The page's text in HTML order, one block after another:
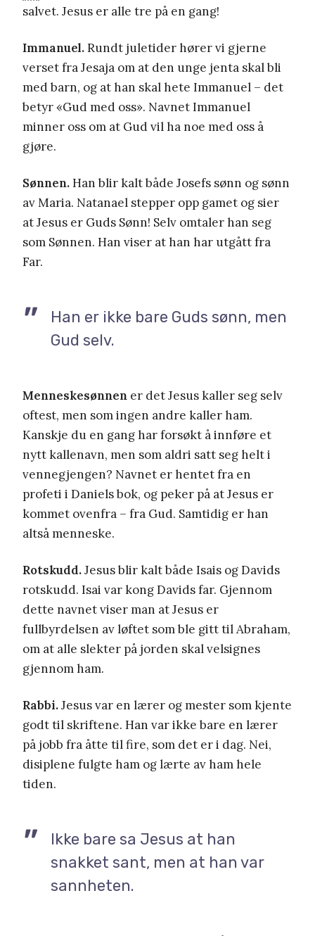
salvet. Jesus er alle tre på en gang!
Immanuel.Rundt juletider hører vi gjerne
verset fra Jesaja om at den unge jenta skal bli
med barn, og at han skal hete Immanuel – det
betyr «Gud med oss». Navnet Immanuel
minner oss om at Gud vil ha noe med oss å
gjøre.
Sønnen.Han blir kalt både Josefs sønn og sønn
av Maria. Natanael stepper opp gamet og sier
at Jesus er Guds Sønn! Selv omtaler han seg
som Sønnen. Han viser at han har utgått fra
Far.
Han er ikke bare Guds sønn, men
Gud selv.
Menneskesønnen er det Jesus kaller seg selv
oftest, men som ingen andre kaller ham.
Kanskje du en gang har forsøkt å innføre et
nytt kallenavn, men som aldri satt seg helt i
vennegjengen? Navnet er hentet fra en
profeti i Daniels bok, og peker på at Jesus er
kommet ovenfra – fra Gud. Samtidig er han
altså menneske.
Rotskudd.Jesus blir kalt både Isais og Davids
rotskudd. Isai var kong Davids far. Gjennom
dette navnet viser man at Jesus er
fullbyrdelsen av løftet som ble gitt til Abraham,
om at alle slekter på jorden skal velsignes
gjennom ham.
Rabbi.Jesus var en lærer og mester som kjente
godt til skriftene. Han var ikke bare en lærer
på jobb fra åtte til fire, som det er i dag. Nei,
disiplene fulgte ham og lærte av ham hele
tiden.
Ikke bare sa Jesus at han
snakket sant, men at han var
sannheten.